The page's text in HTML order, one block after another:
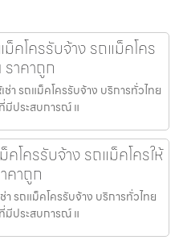
คโครรับจ้าง รถแม็คโคร
าคาถูก
า รถแม็คโครรับจ้าง บริการทั่วไทย
มีประสบการณ์ แ
โครรับจ้าง รถแม็คโครให้
คาถูก
า รถแม็คโครรับจ้าง บริการทั่วไทย
มีประสบการณ์ แ